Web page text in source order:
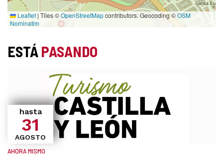
Leaflet | Tiles ©OpenStreetMapcontributors. Geocoding ©OSM
Nominatim
ESTÁPASANDO
hasta
31
AGOSTO
AHORA MISMO